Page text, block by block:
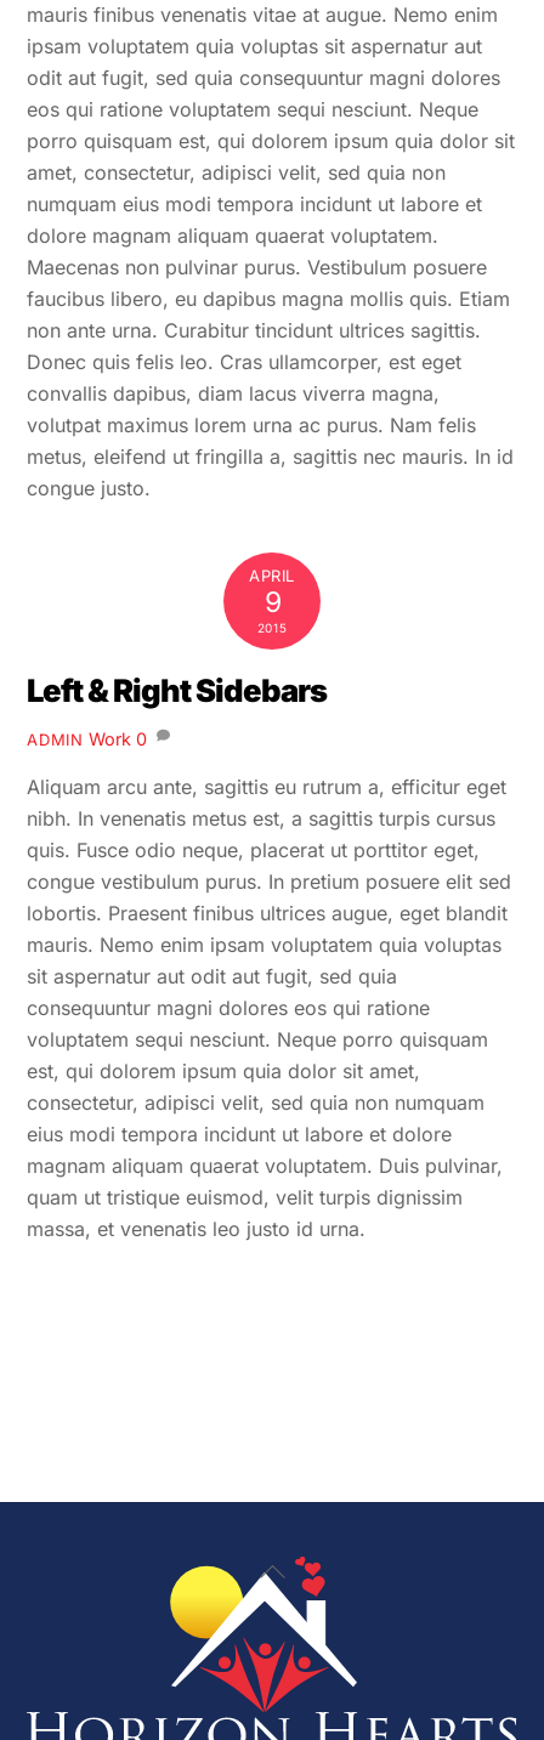
mauris finibus venenatis vitae at augue. Nemo enim
ipsam voluptatem quia voluptas sit aspernatur aut
odit aut fugit, sed quia consequuntur magni dolores
eos qui ratione voluptatem sequi nesciunt. Neque
porro quisquam est, qui dolorem ipsum quia dolor sit
amet, consectetur, adipisci velit, sed quia non
numquam eius modi tempora incidunt ut labore et
dolore magnam aliquam quaerat voluptatem.
Maecenas non pulvinar purus. Vestibulum posuere
faucibus libero, eu dapibus magna mollis quis. Etiam
non ante urna. Curabitur tincidunt ultrices sagittis.
Donec quis felis leo. Cras ullamcorper, est eget
convallis dapibus, diam lacus viverra magna,
volutpat maximus lorem urna ac purus. Nam felis
metus, eleifend ut fringilla a, sagittis nec mauris. In id
congue justo.
APRIL
9
2015
Left & Right Sidebars
ADMIN Work 0
Aliquam arcu ante, sagittis eu rutrum a, efficitur eget
nibh. In venenatis metus est, a sagittis turpis cursus
quis. Fusce odio neque, placerat ut porttitor eget,
congue vestibulum purus. In pretium posuere elit sed
lobortis. Praesent finibus ultrices augue, eget blandit
mauris. Nemo enim ipsam voluptatem quia voluptas
sit aspernatur aut odit aut fugit, sed quia
consequuntur magni dolores eos qui ratione
voluptatem sequi nesciunt. Neque porro quisquam
est, qui dolorem ipsum quia dolor sit amet,
consectetur, adipisci velit, sed quia non numquam
eius modi tempora incidunt ut labore et dolore
magnam aliquam quaerat voluptatem. Duis pulvinar,
quam ut tristique euismod, velit turpis dignissim
massa, et venenatis leo justo id urna.
Back
To
Top